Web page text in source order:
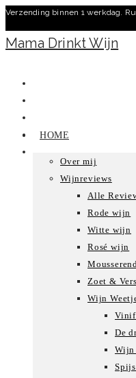
Ga
naar
inhoud
Verzending binnen 1 werkdag.
Mama Drinkt Wijn
HOME
Over mij
Wijnreviews
Alle
Rode wijn
Witte wijn
Rosé wijn
Zoet &
Wijn
De
Wijn